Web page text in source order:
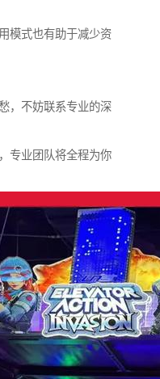
模式也有助于减少资
，不妨联系专业的深
专业团队将全程为你